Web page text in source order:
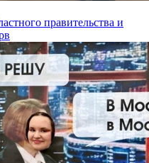
правительства и